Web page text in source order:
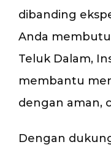
dibanding
Anda
Teluk Dalam,
membantu
dengan aman,
Dengan